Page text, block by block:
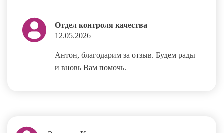
Отдел контроля качества
12.05.2026
Антон, благодарим за отзыв. Будем рады
и вновь Вам помочь.